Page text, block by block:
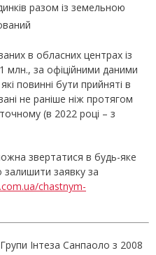
разом із земельною
в обласних центрах із
млн., за офіційними даними
повинні бути прийняті в
не раніше ніж протягом
(в 2022 році – з
звертатися в будь-яке
заявку за
chastnym-
Інтеза Санпаоло з 2008